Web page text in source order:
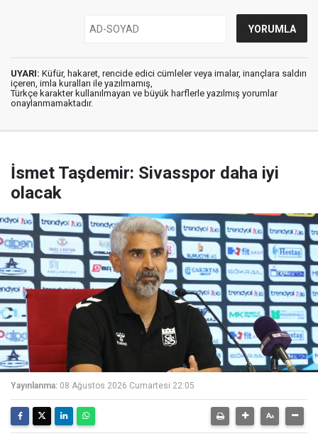
UYARI: Küfür, hakaret, rencide edici cümleler veya imalar, inançlara saldırı
içeren, imla kuralları ile yazılmamış,
Türkçe karakter kullanılmayan ve büyük harflerle yazılmış yorumlar
onaylanmamaktadır.
İsmet Taşdemir: Sivasspor daha iyi
olacak
Yayınlanma: 08 Ağustos 2026 Cumartesi 22:05